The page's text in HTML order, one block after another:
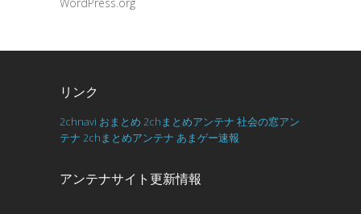
リンク
2chnavi おまとめ 2chまとめアンテナ 社会の窓アン
テナ 2chまとめアンテナ あまゲー速報
アンテナサイト更新情報